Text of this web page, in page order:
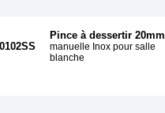
Pince à dessertir 20mm
manuelle Inox pour salle
blanche